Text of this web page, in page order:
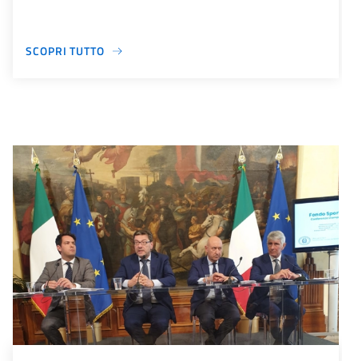
SCOPRI TUTTO